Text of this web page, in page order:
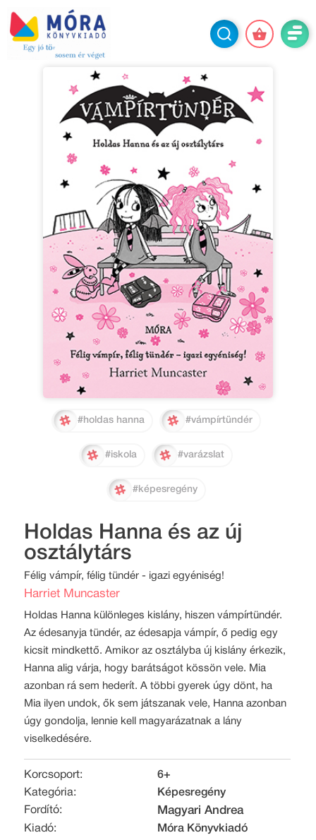
#holdas hanna #vámpírtündér
#iskola #varázslat
#képesregény
Holdas Hanna és az új
osztálytárs
Félig vámpír, félig tündér - igazi egyéniség!
Harriet Muncaster
Holdas Hanna különleges kislány, hiszen vámpírtündér.
Az édesanyja tündér, az édesapja vámpír, ő pedig egy
kicsit mindkettő. Amikor az osztályba új kislány érkezik,
Hanna alig várja, hogy barátságot kössön vele. Mia
azonban rá sem hederít. A többi gyerek úgy dönt, ha
Mia ilyen undok, ők sem játszanak vele, Hanna azonban
úgy gondolja, lennie kell magyarázatnak a lány
viselkedésére.
Korcsoport:
6+
Kategória:
Képesregény
Fordító:
Magyari Andrea
Kiadó:
Móra Könyvkiadó